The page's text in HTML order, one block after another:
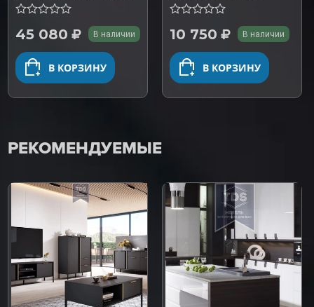
45 080 В наличии
В КОРЗИНУ
10 750 В наличии
В КОРЗИНУ
РЕКОМЕНДУЕМЫЕ